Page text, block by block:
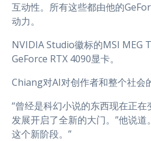
互动性。所有这些都由他的
动力。
NVIDIA Studio徽标的MSI MEG
GeForce RTX 4090显卡。
Chiang对AI对创作者和整个社会
“曾经是科幻小说的东西现在正
发展开启了全新的大门。”他说道
这个新阶段。”